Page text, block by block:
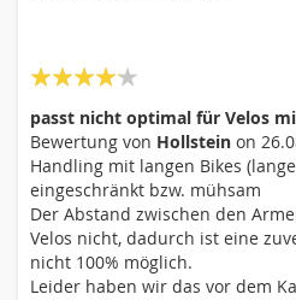
passt nicht optimal für Velos
Bewertung von Hollstein on
Handling mit langen Bikes
eingeschränkt bzw. mühsam
Der Abstand zwischen den
Velos nicht, dadurch ist eine
nicht 100% möglich.
Leider haben wir das vor dem